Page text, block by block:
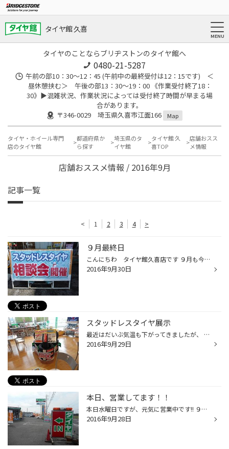
タイヤ館 久喜
タイヤのことならブリヂストンのタイヤ館へ
0480-21-5287
午前の部10：30～12：45 (午前中の最終受付は12：15です) ＜
昼休憩挟む＞ 午後の部13：30～19：00 《作業受付終了18：
30》▶︎混雑状況、作業状況によっては受付終了時間が早まる場
合があります。
〒346-0029 埼玉県久喜市江面166
Map
タイヤ・ホイール専門
店のタイヤ館
都道府県か
ら探す
埼玉県のタ
イヤ館
タイヤ館 久
喜TOP
店舗おスス
メ情報
店舗おススメ情報 / 2016年9月
記事一覧
< 1 2 3 4 >
９月最終日
こんにちわ タイヤ館久喜店です ９月も今日で最後ですねー 今週の土日までタイヤ相談会実施中となります。 夏タイヤはもちろん、スタッドレスタイヤの問い合わせ も増えてきています。お見積り等も大歓迎ですので ご購入をお考えの方、まだスタッドレスタイヤを持って いない方、お気軽にご来店下...
2016年9月30日
スタッドレスタイヤ展示
最近はだいぶ気温も下がってきましたが、 皆様、冬の事はお考えしていますか？ ちょっとではありますが、お客様にお待ち頂く ウェイティングコーナーにスタッドレスタイヤを 展示致しました。 スタッドレスタイヤの予約も致しておりますので 気になる方はお見積りも無料ですのでお気軽に お声掛け下...
2016年9月29日
本日、営業してます！！
本日水曜日ですが、元気に営業中です!! ９月も残り３日です(*_*)早いですねぇ～ なかなかメンテナンスに来れない方 この機会にぜひ交換お勧めします(^o^)／ タグ；水曜日・メンテナンス・久喜市・加須市・幸手市 白岡市
2016年9月28日